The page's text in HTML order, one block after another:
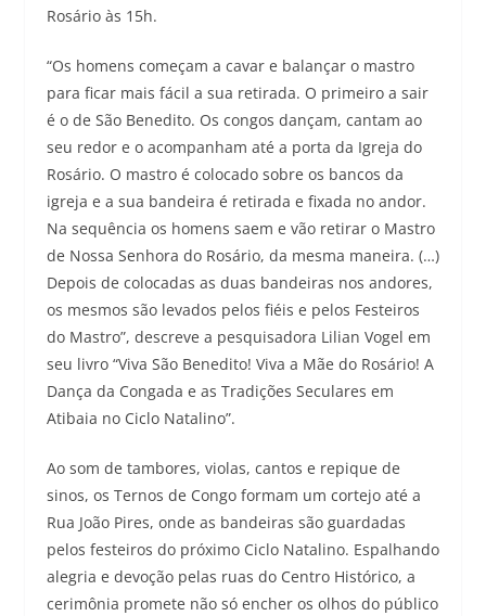
Rosário às 15h.
“Os homens começam a cavar e balançar o mastro
para ficar mais fácil a sua retirada. O primeiro a sair
é o de São Benedito. Os congos dançam, cantam ao
seu redor e o acompanham até a porta da Igreja do
Rosário. O mastro é colocado sobre os bancos da
igreja e a sua bandeira é retirada e fixada no andor.
Na sequência os homens saem e vão retirar o Mastro
de Nossa Senhora do Rosário, da mesma maneira. (…)
Depois de colocadas as duas bandeiras nos andores,
os mesmos são levados pelos fiéis e pelos Festeiros
do Mastro”, descreve a pesquisadora Lilian Vogel em
seu livro “Viva São Benedito! Viva a Mãe do Rosário! A
Dança da Congada e as Tradições Seculares em
Atibaia no Ciclo Natalino”.
Ao som de tambores, violas, cantos e repique de
sinos, os Ternos de Congo formam um cortejo até a
Rua João Pires, onde as bandeiras são guardadas
pelos festeiros do próximo Ciclo Natalino. Espalhando
alegria e devoção pelas ruas do Centro Histórico, a
cerimônia promete não só encher os olhos do público